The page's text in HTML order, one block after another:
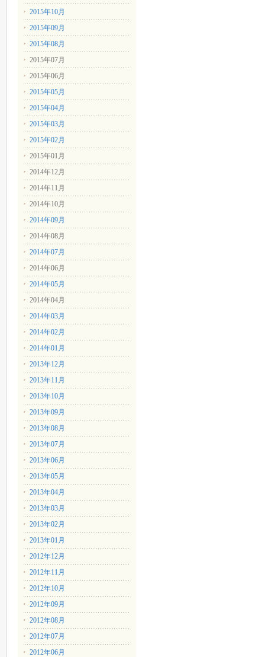
2015年10月
2015年09月
2015年08月
2015年07月
2015年06月
2015年05月
2015年04月
2015年03月
2015年02月
2015年01月
2014年12月
2014年11月
2014年10月
2014年09月
2014年08月
2014年07月
2014年06月
2014年05月
2014年04月
2014年03月
2014年02月
2014年01月
2013年12月
2013年11月
2013年10月
2013年09月
2013年08月
2013年07月
2013年06月
2013年05月
2013年04月
2013年03月
2013年02月
2013年01月
2012年12月
2012年11月
2012年10月
2012年09月
2012年08月
2012年07月
2012年06月